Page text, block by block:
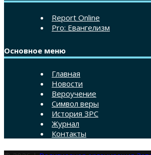
Report Online
Pro: Евангелизм
Основное меню
Главная
Новости
Вероучение
Символ веры
История ЗРС
Журнал
Контакты